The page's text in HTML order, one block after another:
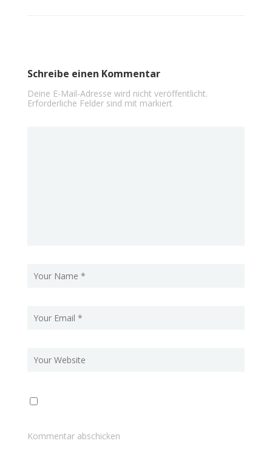
Schreibe einen Kommentar
Deine E-Mail-Adresse wird nicht veröffentlicht.
Erforderliche Felder sind mit markiert